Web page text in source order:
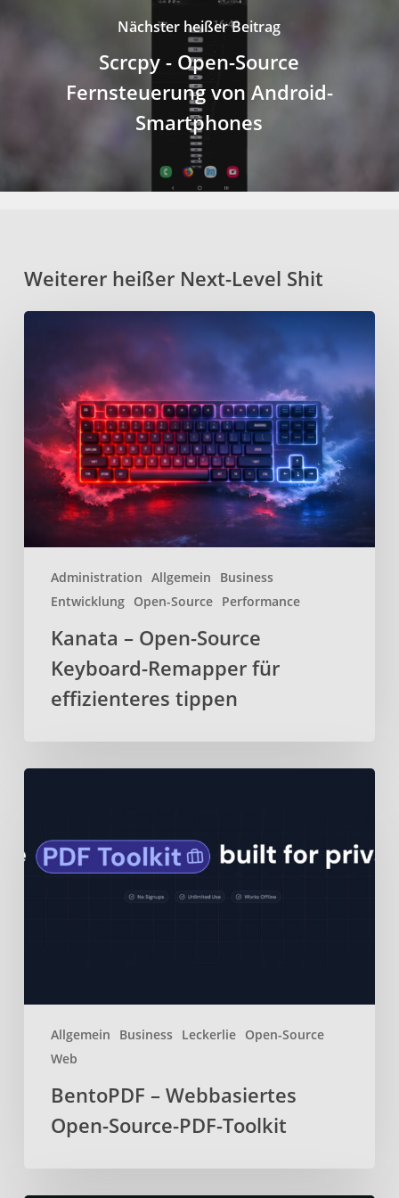
Nächster heißer Beitrag
Scrcpy - Open-Source
Fernsteuerung von Android-
Smartphones
Weiterer heißer Next-Level Shit
Administration Allgemein
Business
Entwicklung Open-Source Performance
Source
Keyboard-
Remapper
für
effizienteres
tippen
Kanata – Open-Source
Keyboard-Remapper für
effizienteres tippen
Allgemein Business Leckerlie Open-Source
Web
Open-
Source-
BentoPDF – Webbasiertes
Open-Source-PDF-Toolkit